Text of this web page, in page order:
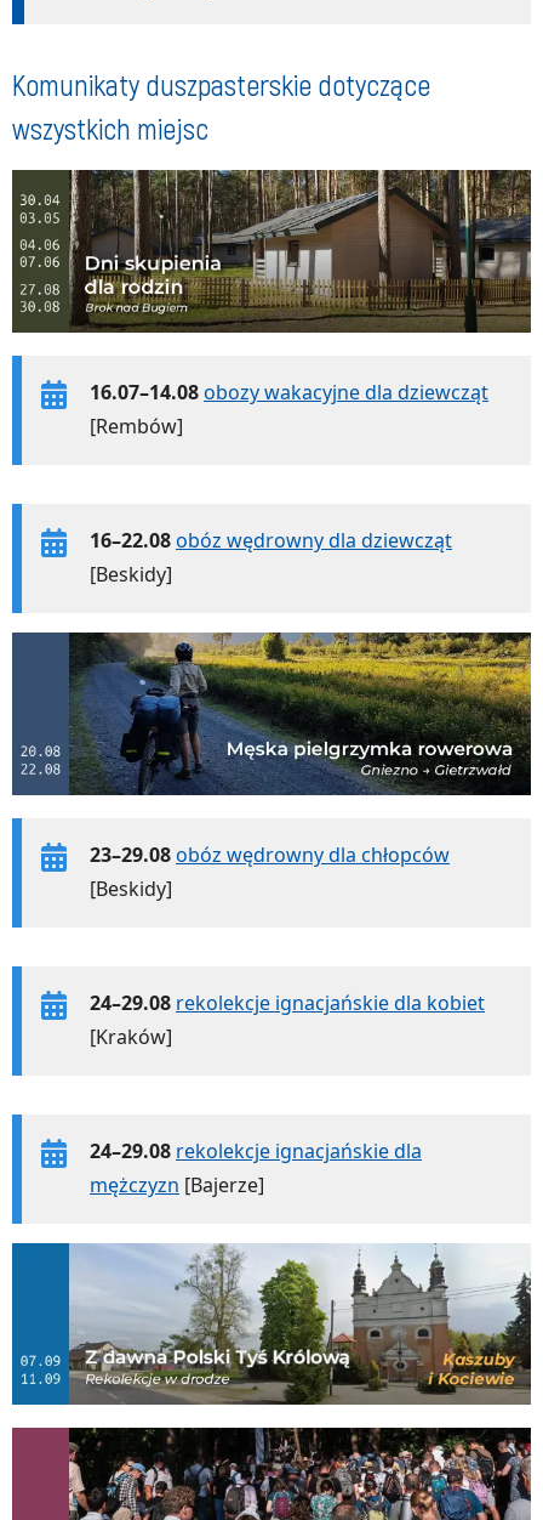
Komunikaty duszpasterskie dotyczące
wszystkich miejsc
16.07–14.08obozy wakacyjne dla dziewcząt
[Rembów]
16–22.08obóz wędrowny dla dziewcząt
[Beskidy]
23–29.08obóz wędrowny dla chłopców
[Beskidy]
24–29.08 rekolekcje ignacjańskie dla kobiet
[Kraków]
24–29.08 rekolekcje ignacjańskie dla
mężczyzn [Bajerze]